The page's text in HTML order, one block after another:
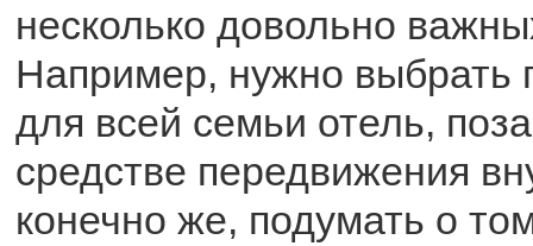
несколько довольно
Например, нужно выбрать
для всей семьи отель,
средстве передвижения
конечно же, подумать о